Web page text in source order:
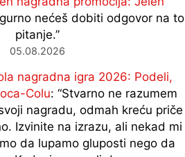
nećeš dobiti odgovor na to
pitanje.”
05.08.2026
nagradna igra 2026: Podeli,
Colu: “Stvarno ne razumem
nagradu, odmah kreću priče
Izvinite na izrazu, ali nekad mi
da lupamo gluposti nego da